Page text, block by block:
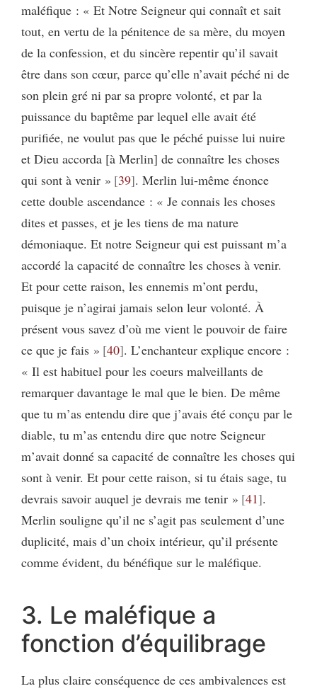
maléfique : « Et Notre Seigneur qui connaît et sait
tout, en vertu de la pénitence de sa mère, du moyen
de la confession, et du sincère repentir qu’il savait
être dans son cœur, parce qu’elle n’avait péché ni de
son plein gré ni par sa propre volonté, et par la
puissance du baptême par lequel elle avait été
purifiée, ne voulut pas que le péché puisse lui nuire
et Dieu accorda [à Merlin] de connaître les choses
qui sont à venir » 39 . Merlin lui-même énonce
cette double ascendance : « Je connais les choses
dites et passes, et je les tiens de ma nature
démoniaque. Et notre Seigneur qui est puissant m’a
accordé la capacité de connaître les choses à venir.
Et pour cette raison, les ennemis m’ont perdu,
puisque je n’agirai jamais selon leur volonté. À
présent vous savez d’où me vient le pouvoir de faire
ce que je fais » 40 . L’enchanteur explique encore :
« Il est habituel pour les coeurs malveillants de
remarquer davantage le mal que le bien. De même
que tu m’as entendu dire que j’avais été conçu par le
diable, tu m’as entendu dire que notre Seigneur
m’avait donné sa capacité de connaître les choses qui
sont à venir. Et pour cette raison, si tu étais sage, tu
devrais savoir auquel je devrais me tenir » 41 .
Merlin souligne qu’il ne s’agit pas seulement d’une
duplicité, mais d’un choix intérieur, qu’il présente
comme évident, du bénéfique sur le maléfique.
3. Le maléfique a
fonction d’équilibrage
La plus claire conséquence de ces ambivalences est